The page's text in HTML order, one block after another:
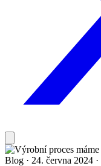
Blog · 24. června 2024 ·